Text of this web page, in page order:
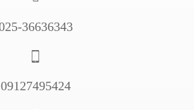
36636343
09127495424